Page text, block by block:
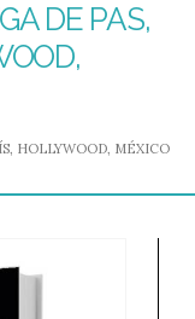
DE PAS,
HOLLYWOOD, MÉXICO